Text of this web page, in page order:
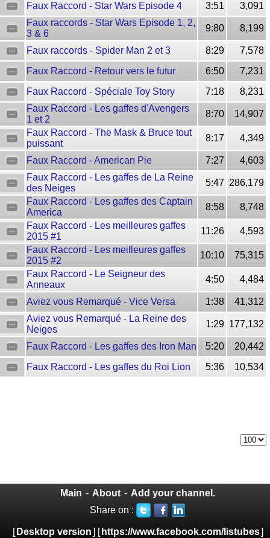
Faux Raccord - Star Wars Episode 4
3:51
3,091
Faux raccords - Star Wars Episode 1, 2,
3 & 6
9:80 8,199
Faux raccords - Spider Man 2 et 3 8:29
7,578
Faux Raccord - Retour vers le futur
6:50
7,231
Faux Raccord - Spéciale Toy Story
7:18
8,231
Faux Raccord - Les gaffes d'Avengers
1 et 2
8:70
14,907
Faux Raccord - The Mask & Bruce tout
puissant
8:17 4,349
Faux Raccord - American Pie 7:27
4,603
Faux Raccord - Les gaffes de La Reine
des Neiges
5:47 286,179
Faux Raccord - Les gaffes des Captain
America
8:58
8,748
Faux Raccord - Les meilleures gaffes
2015 #1
11:26
4,593
Faux Raccord - Les meilleures gaffes
2015 #2
10:10
75,315
Faux Raccord - Le Seigneur des
Anneaux
4:50 4,484
Aviez vous Remarqué - Vice Versa 1:38
41,312
Aviez vous Remarqué - La Reine des
Neiges
1:29 177,132
Faux Raccord - Les gaffes des Iron Man 5:20
20,442
Faux Raccord - Les gaffes du Roi Lion
5:36 10,534
Main - About - Add your channel.
Share on :
[ Desktop version] [ https://www.facebook.com/listubes]